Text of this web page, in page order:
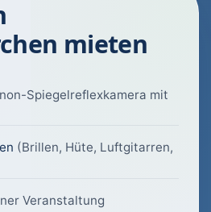
mieten
Spiegelreflexkamera mit
(Brillen, Hüte, Luftgitarren,
Veranstaltung